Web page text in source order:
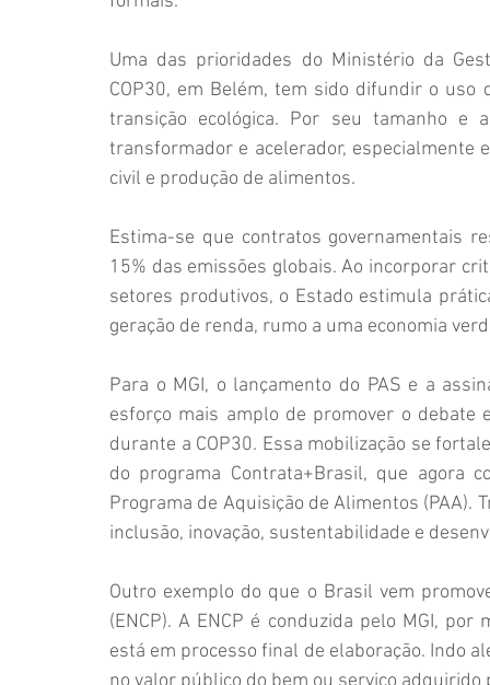
Uma das prioridades do Ministério da
COP30, em Belém, tem sido difundir o
transição ecológica. Por seu tamanho e
transformador e acelerador, especialmente
civil e produção de alimentos.
Estima-se que contratos governamentais
15% das emissões globais. Ao incorporar
setores produtivos, o Estado estimula
geração de renda, rumo a uma economia
Para o MGI, o lançamento do PAS e a
esforço mais amplo de promover o debate
durante a COP30. Essa mobilização se
do programa Contrata+Brasil, que agora
Programa de Aquisição de Alimentos (PAA).
inclusão, inovação, sustentabilidade e
Outro exemplo do que o Brasil vem
(ENCP). A ENCP é conduzida pelo MGI,
está em processo final de elaboração. Indo